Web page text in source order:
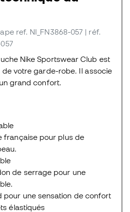
ref. NI_FN3868-057 | réf.
Nike Sportswear Club est
de votre garde-robe. Il associe
grand confort.
française pour plus de
de serrage pour une
pour une sensation de confort
élastiqués